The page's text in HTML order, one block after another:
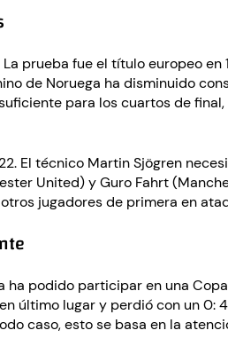
prueba fue el título europeo
de Noruega ha disminuido
para los cuartos de
El técnico Martin Sjögren
United) y Guro Fahrt
jugadores de primera en
podido participar en una
último lugar y perdió con un 0:
caso, esto se basa en la